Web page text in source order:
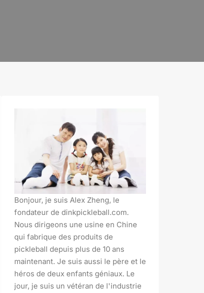
Bonjour, je suis Alex Zheng, le
fondateur de dinkpickleball.com.
Nous dirigeons une usine en Chine
qui fabrique des produits de
pickleball depuis plus de 10 ans
maintenant. Je suis aussi le père et le
héros de deux enfants géniaux. Le
jour, je suis un vétéran de l'industrie